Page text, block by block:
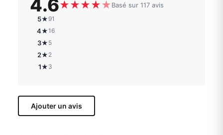
4.6★★★★★Basé sur 117 avis
5★ 91
4★16
3★ 5
2★ 2
1★ 3
Ajouter un avis